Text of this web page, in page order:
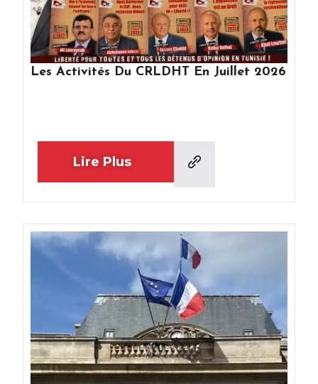
Les Activités Du CRLDHT En Juillet 2026
Lire Plus